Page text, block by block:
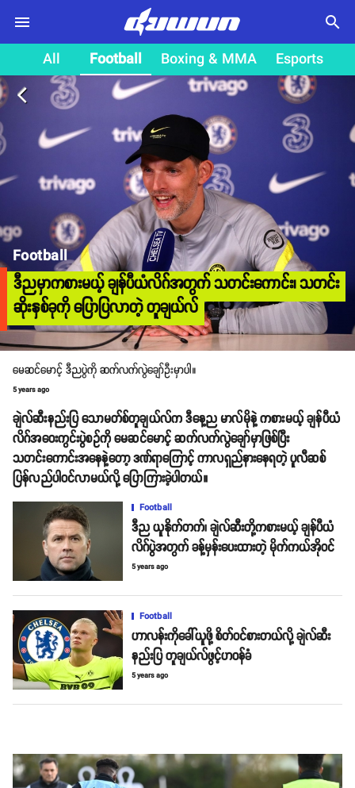
search
All Football Boxing & MMA Esports
arrow_back_ios
Football
ဒီညမှာကစားမယ့် ချန်ပီယံလိဂ်အတွက် သတင်းကောင်း၊ သတင်း
ဆိုးနှစ်ခုကို ပြောပြလာတဲ့ တူချယ်လ်
မေဆင်မောင့် ဒီညပွဲကို ဆက်လက်လွဲချော်ဦးမှာပါ။
5 years ago
ချဲလ်ဆီးနည်းပြ သောမတ်စ်တူချယ်လ်က ဒီနေ့ည မာလ်မိုနဲ့ ကစားမယ့် ချန်ပီယံ
လိဂ်အဝေးကွင်းပွဲစဥ်ကို မေဆင်မောင့် ဆက်လက်လွဲချော်မှာဖြစ်ပြီး
သတင်းကောင်းအနေနဲ့တော့ ဒဏ်ရာကြောင့် ကာလရှည်နားနေရတဲ့ ပူလီဆစ်
ပြန်လည်ပါဝင်လာမယ်လို့ ပြောကြားခဲ့ပါတယ်။
Football
ဒီည ယူနိုက်တက်၊ ချဲလ်ဆီးတို့ကစားမယ့် ချန်ပီယံ
လိဂ်ပွဲအတွက် ခန့်မှန်းပေးထားတဲ့ မိုက်ကယ်အိုဝင်
5 years ago
Football
ဟာလန်းကိုခေါ်ယူဖို့ စိတ်ဝင်စားတယ်လို့ ချဲလ်ဆီး
နည်းပြ တူချယ်လ်ဖွင့်ဟဝန်ခံ
5 years ago